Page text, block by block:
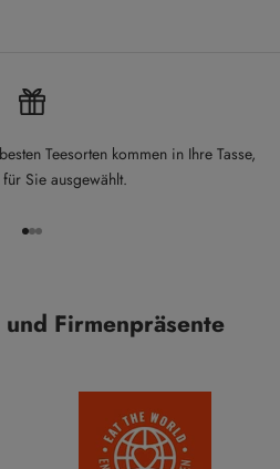
Teesorten kommen in Ihre Tasse,
Sie ausgewählt.
Gehe zu Element 1
Gehe zu Element 2
Gehe zu Element 3
Firmenpräsente